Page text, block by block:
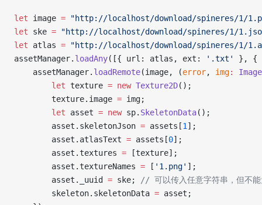
let image = "http://localhost/download/spineres/1/
let ske = "http://localhost/download/spineres/1/
let atlas = "http://localhost/download/spineres/1/
assetManager. loadAny([{ url: atlas, ext: '.txt'
}, {
    assetManager.
loadRemote(image, (error, img:
        let
texture = new Texture2D();
        texture.image
= img;
        let
asset = new sp. SkeletonData();
        asset.skeletonJson
= assets[1 ];
        asset.atlasText
= assets[0];
        asset.textures
= [texture];
        asset.textureNames
= [ '1.png' ];
        asset._uuid
= ske;
// 可以传入任意字符串，但不能
        skeleton.skeletonData
= asset;